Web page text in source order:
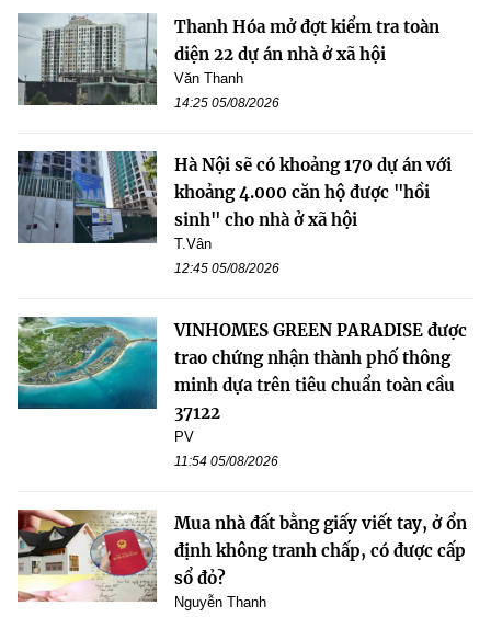
Thanh Hóa mở đợt kiểm tra toàn
diện 22 dự án nhà ở xã hội
Văn Thanh
14:25 05/08/2026
Hà Nội sẽ có khoảng 170 dự án với
khoảng 4.000 căn hộ được "hồi
sinh" cho nhà ở xã hội
T.Vân
12:45 05/08/2026
VINHOMES GREEN PARADISE được
trao chứng nhận thành phố thông
minh dựa trên tiêu chuẩn toàn cầu
37122
PV
11:54 05/08/2026
Mua nhà đất bằng giấy viết tay, ở ổn
định không tranh chấp, có được cấp
sổ đỏ?
Nguyễn Thanh